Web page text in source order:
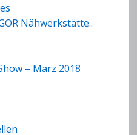
Nähwerkstätte..
– März 2018